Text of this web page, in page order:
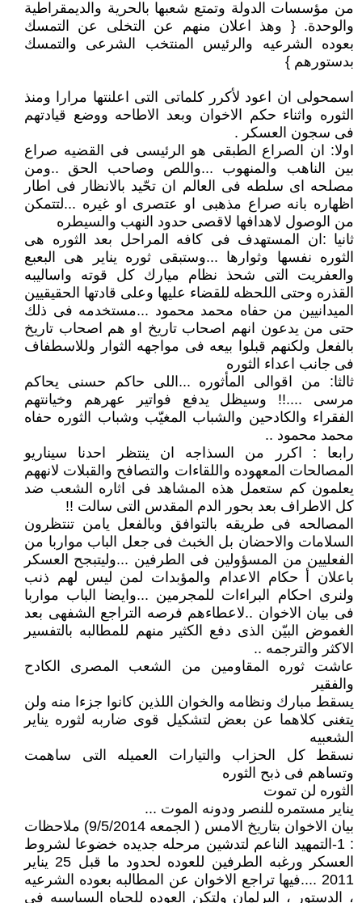
من مؤسسات الدولة وتمتع شعبها بالحرية والديمقراطية
والوحدة. { وهذ اعلان منهم عن التخلى عن التمسك
بعوده الشرعيه والرئيس المنتخب الشرعى والتمسك
بدستورهم }
اسمحولى ان اعود لأكرر كلماتى التى اعلنتها مرارا ومنذ
الثوره واثناء حكم الاخوان وبعد الاطاحه ووضع قيادتهم
فى سجون العسكر .
اولا: ان الصراع الطبقى هو الرئيسى فى القضيه صراع
بين الناهب والمنهوب ...واللص وصاحب الحق ..ومن
مصلحه اى سلطه فى العالم ان تحّيد بالانظار فى اطار
اظهاره بانه صراع مذهبى او عتصرى او غيره ...لتتمكن
من الوصول لاهدافها لاقصى حدود النهب والسيطره
ثانيا :ان المستهدف فى كافه المراحل بعد الثوره هى
الثوره نفسها وثوارها ...وستبقى ثوره يناير هى البعبع
والعفريت التى شحذ نظام ميارك كل قوته واساليبه
القذره وحتى اللحظه للقضاء عليها وعلى قادتها الحقيقيين
الميدانيين من حفاه محمد محمود ...مستخدمه فى ذلك
حتى من يدعون انهم اصحاب تاريخ او هم اصحاب تاريخ
بالفعل ولكنهم قبلوا بيعه فى مواجهه الثوار وللاسطفاف
فى جانب اعداء الثوره
ثالثا: من اقوالى المأثوره ...اللى حاكم حسنى يحاكم
مرسى ....!! وسيظل يدفع فواتير عهرهم وخيانتهم
الفقراء والكادحين والشباب المغيّب وشباب الثوره حفاه
محمد محمود ..
رابعا : اكرر من السذاجه ان ينتظر احدنا سيناريو
المصالحات المعهوده واللقاءات والتصافح والقبلات لانههم
يعلمون كم ستعمل هذه المشاهد فى اثاره الشعب ضد
كل الاطراف بعد بحور الدم المقدس التى سالت !!
المصالحه فى طريقه بالتوافق وبالفعل يامن تنتظرون
السلامات والاحضان بل الخبث فى جعل الباب مواربا من
الفعليين من المسؤولين فى الطرفين ...وليتبجح العسكر
باعلان أ حكام الاعدام والمؤبدات لمن ليس لهم ذنب
ولنرى احكام البراءات للمجرمين ...وايضا الباب مواربا
فى بيان الاخوان ..لاعطاءهم فرصه التراجع الشفهى بعد
الغموض البيّن الذى دفع الكثير منهم للمطالبه بالتفسير
الاكثر والترجمه ..
عاشت ثوره المقاومين من الشعب المصرى الكادح
والفقير
يسقط مبارك ونظامه والخوان اللذين كانوا جزءا منه ولن
يتغنى كلاهما عن بعض لتشكيل قوى ضاربه لثوره يناير
الشعبيه
نسقط كل الحزاب والتيارات العميله التى ساهمت
وتساهم فى ذبح الثوره
الثوره لن تموت
يناير مستمره للنصر ودونه الموت ...
بيان الاخوان بتاريخ الامس ( الجمعه 9/5/2014) ملاحظات
: 1-التمهيد الناعم لتدشين مرحله جديده خضوعا لشروط
العسكر ورغبه الطرفين للعوده لحدود ما قبل 25 يناير
2011 ....فيها تراجع الاخوان عن المطالبه بعوده الشرعيه
، الدستور ، البرلمان ولتكن العوده للحياه السياسيه فى